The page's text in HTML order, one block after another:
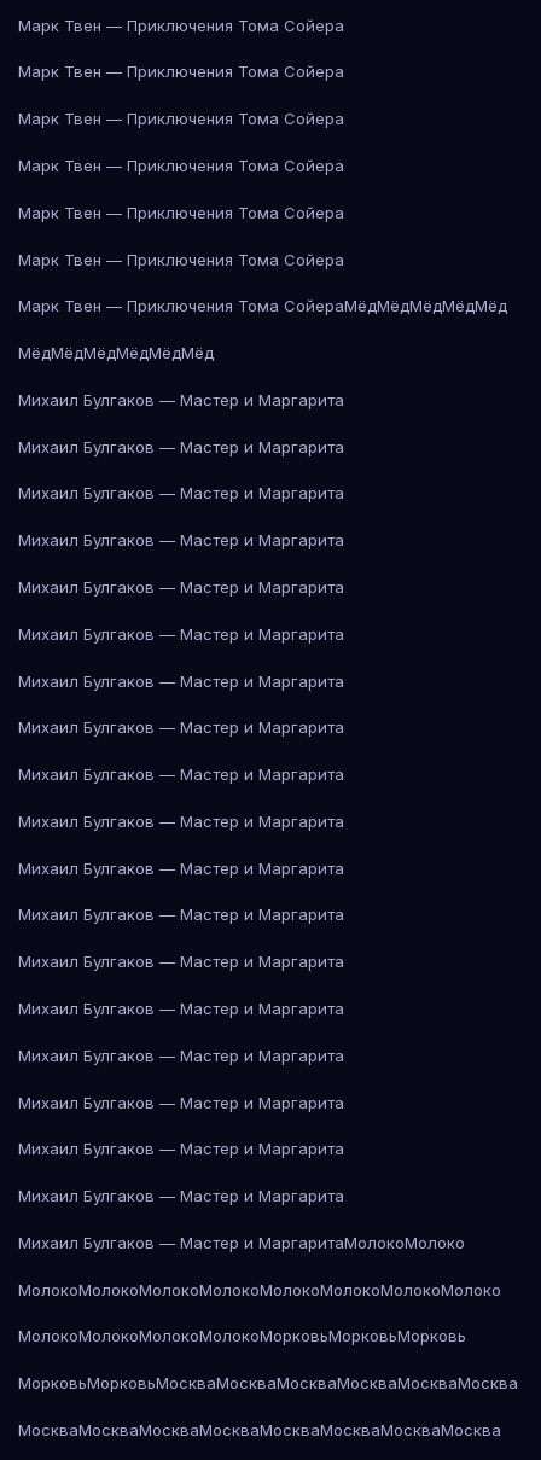
Марк Твен — Приключения Тома Сойера
Марк Твен — Приключения Тома Сойера
Марк Твен — Приключения Тома Сойера
Марк Твен — Приключения Тома Сойера
Марк Твен — Приключения Тома Сойера
Марк Твен — Приключения Тома Сойера
Марк Твен — Приключения Тома СойераМёдМёдМёдМёдМёд
МёдМёдМёдМёдМёдМёд
Михаил Булгаков — Мастер и Маргарита
Михаил Булгаков — Мастер и Маргарита
Михаил Булгаков — Мастер и Маргарита
Михаил Булгаков — Мастер и Маргарита
Михаил Булгаков — Мастер и Маргарита
Михаил Булгаков — Мастер и Маргарита
Михаил Булгаков — Мастер и Маргарита
Михаил Булгаков — Мастер и Маргарита
Михаил Булгаков — Мастер и Маргарита
Михаил Булгаков — Мастер и Маргарита
Михаил Булгаков — Мастер и Маргарита
Михаил Булгаков — Мастер и Маргарита
Михаил Булгаков — Мастер и Маргарита
Михаил Булгаков — Мастер и Маргарита
Михаил Булгаков — Мастер и Маргарита
Михаил Булгаков — Мастер и Маргарита
Михаил Булгаков — Мастер и Маргарита
Михаил Булгаков — Мастер и Маргарита
Михаил Булгаков — Мастер и МаргаритаМолокоМолоко
МолокоМолокоМолокоМолокоМолокоМолокоМолокоМолоко
МолокоМолокоМолокоМолокоМорковьМорковьМорковь
МорковьМорковьМоскваМоскваМоскваМоскваМоскваМосква
МоскваМоскваМоскваМоскваМоскваМоскваМоскваМосква